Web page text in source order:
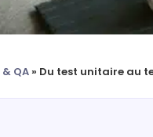
QA » Du test unitaire au